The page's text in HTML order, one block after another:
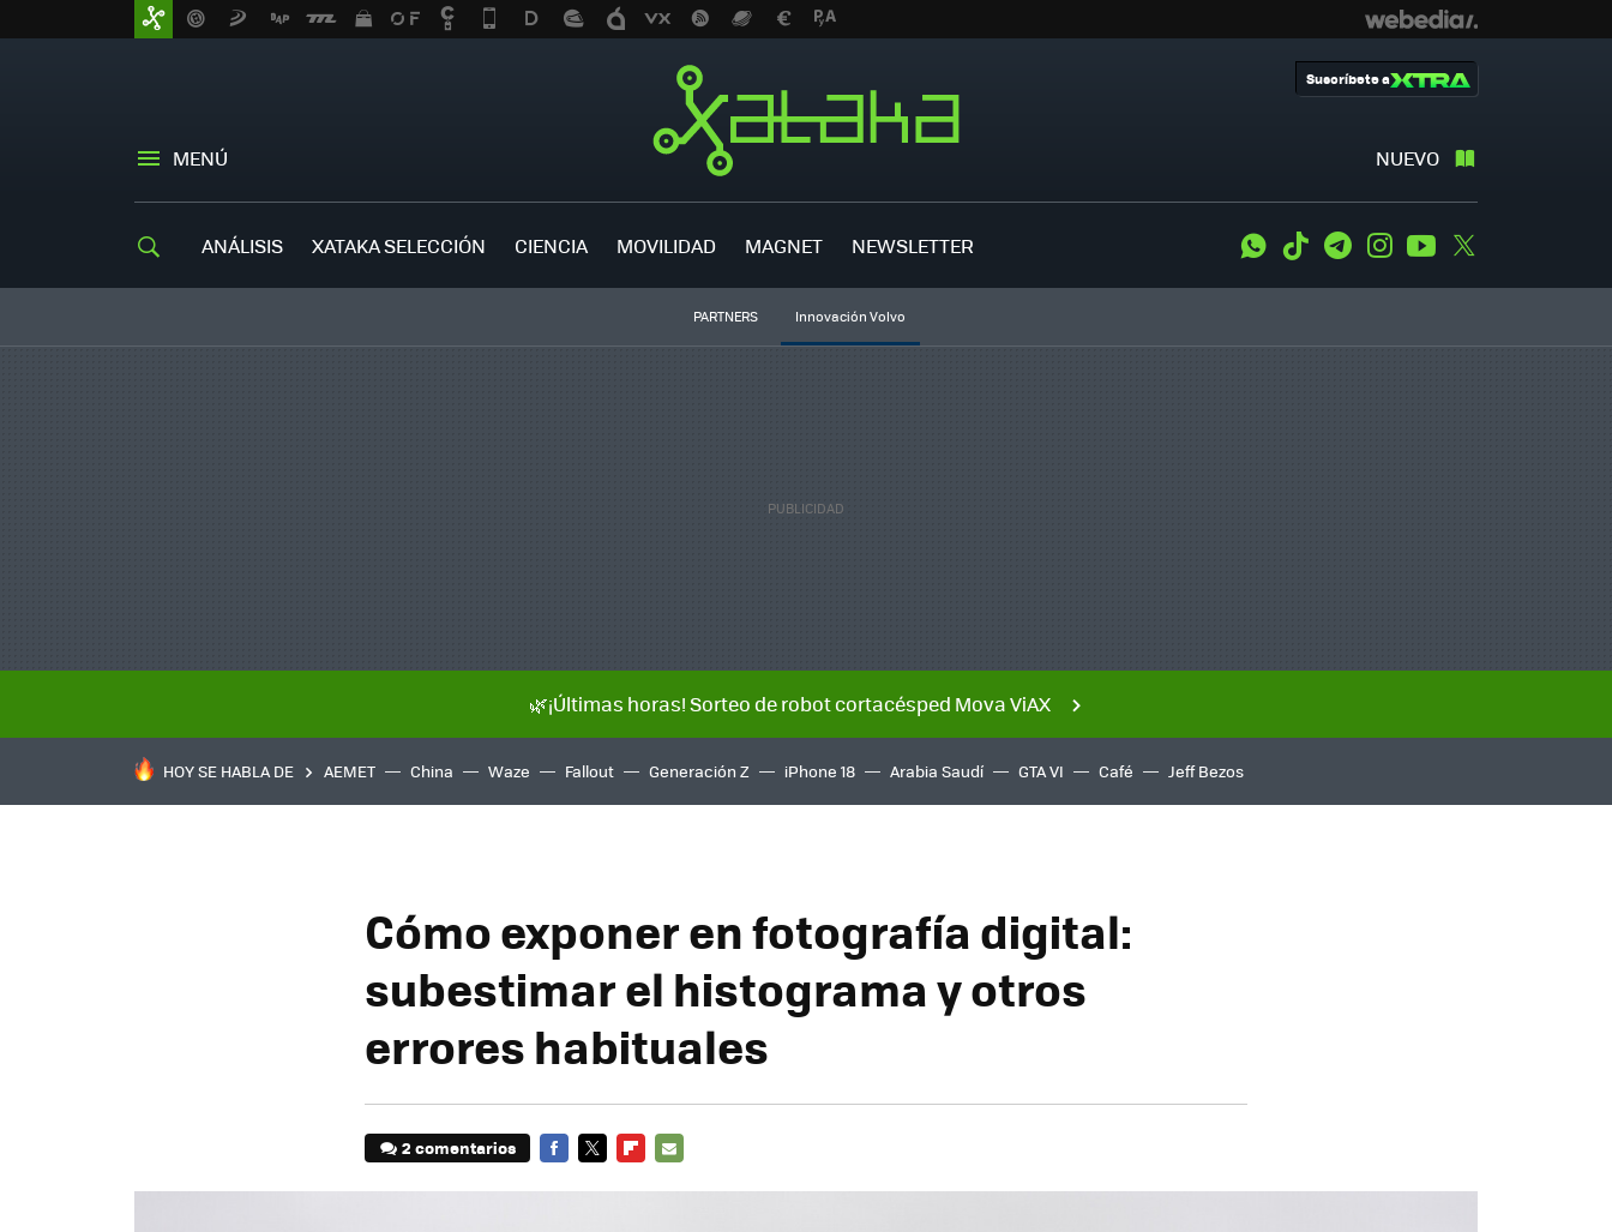
MENÚ NUEVO
Suscríbete a
ANÁLISIS XATAKA SELECCIÓN CIENCIA MOVILIDAD MAGNET NEWSLETTER WhatsApp
Tiktok TelegramInstagramYoutube
PARTNERS Innovación Volvo
🌿¡Últimas horas! Sorteo de robot cortacésped Mova ViAX
HOY SE HABLA DE AEMET China Waze Fallout Generación Z iPhone 18 Arabia Saudí GTA VI Café Jeff Bezos
Cómo exponer en fotografía digital:
subestimar el histograma y otros
errores habituales
2 comentarios